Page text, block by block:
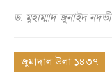
ড. মুহাম্মাদ জুনাইদ নদভী
জুমাদাল উলা ১৪৩৭